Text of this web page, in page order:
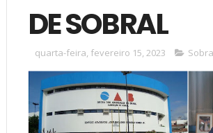
DE SOBRAL
quarta-feira, fevereiro 15, 2023